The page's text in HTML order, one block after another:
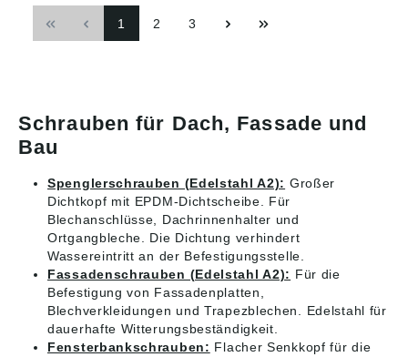
jeweils mit
Sechskantmutter DIN
934 Hinweis: *
die Profiltragfähigkeit
übersteigen.
DIN 934 Hinweis: *
übersteigen.
1 2 3
Schrauben für Dach, Fassade und
Bau
Spenglerschrauben (Edelstahl A2): Großer
Dichtkopf mit EPDM-Dichtscheibe. Für
Blechanschlüsse, Dachrinnenhalter und
Ortgangbleche. Die Dichtung verhindert
Wassereintritt an der Befestigungsstelle.
Fassadenschrauben (Edelstahl A2): Für die
Befestigung von Fassadenplatten,
Blechverkleidungen und Trapezblechen. Edelstahl für
dauerhafte Witterungsbeständigkeit.
Fensterbankschrauben: Flacher Senkkopf für die